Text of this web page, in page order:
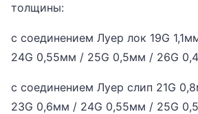
толщины:
с соединением Луер лок 19G
24G 0,55мм / 25G 0,5мм / 26G
с соединением Луер слип 21G
23G 0,6мм / 24G 0,55мм / 25G